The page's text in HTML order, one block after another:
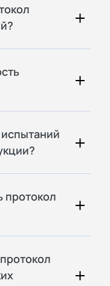
протокол